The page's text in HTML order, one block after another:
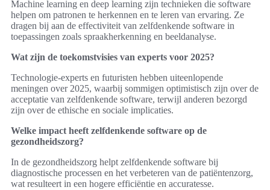
Machine learning en deep learning zijn technieken die software
helpen om patronen te herkennen en te leren van ervaring. Ze
dragen bij aan de effectiviteit van zelfdenkende software in
toepassingen zoals spraakherkenning en beeldanalyse.
Wat zijn de toekomstvisies van experts voor 2025?
Technologie-experts en futuristen hebben uiteenlopende
meningen over 2025, waarbij sommigen optimistisch zijn over de
acceptatie van zelfdenkende software, terwijl anderen bezorgd
zijn over de ethische en sociale implicaties.
Welke impact heeft zelfdenkende software op de
gezondheidszorg?
In de gezondheidszorg helpt zelfdenkende software bij
diagnostische processen en het verbeteren van de patiëntenzorg,
wat resulteert in een hogere efficiëntie en accuratesse.